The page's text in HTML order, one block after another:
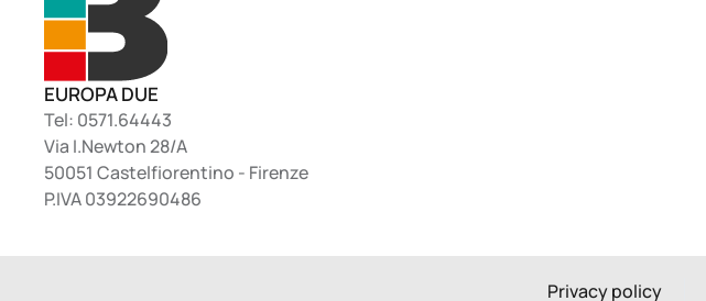
EUROPA DUE
Tel: 0571.64443
Via I.Newton 28/A
50051 Castelfiorentino - Firenze
P.IVA 03922690486
Privacy policy